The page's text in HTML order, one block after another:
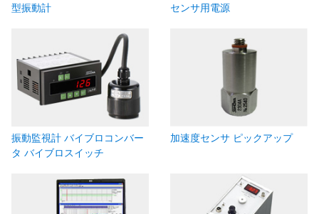
型振動計
センサ用電源
振動監視計 バイブロコンバー
タ バイブロスイッチ
加速度センサ ピックアップ